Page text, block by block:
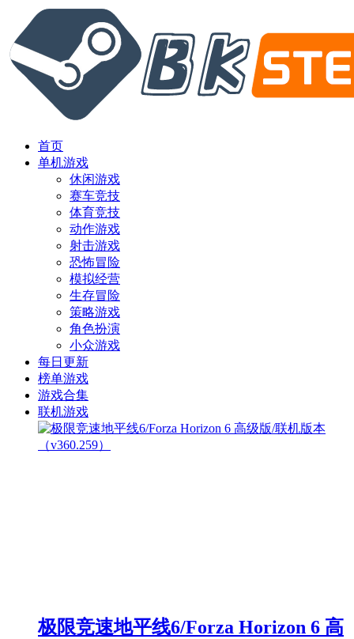
首页
单机游戏
休闲游戏
赛车竞技
体育竞技
动作游戏
射击游戏
恐怖冒险
模拟经营
生存冒险
策略游戏
角色扮演
小众游戏
每日更新
榜单游戏
游戏合集
联机游戏
极限竞速地平线6/Forza Horizon 6 高